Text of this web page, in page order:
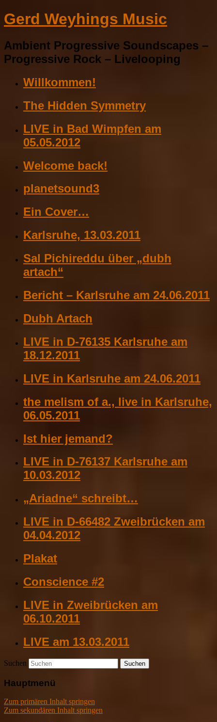
Gerd Weyhings Music
Ambient Progressive Soundscapes –
Progressive Rock – Livelooping
Willkommen!
The Hidden Symmetry
LIVE in Bad Wimpfen am
05.05.2012
Welcome back!
planetsound3
Ein Cover…
Karlsruhe, 13.03.2011
Sal Pichireddu über „dubh
artach“
Bericht – Karlsruhe am 24.06.2011
Dubh Artach
LIVE in D-76135 Karlsruhe am
18.12.2011
LIVE in Karlsruhe am 24.06.2011
the melism of a., live in Karlsruhe,
06.05.2011
Ist hier jemand?
LIVE in D-76137 Karlsruhe am
10.03.2012
„Ariadne“ schreibt…
LIVE in D-66482 Zweibrücken am
04.04.2012
Plakat
Conscience #2
LIVE in Zweibrücken am
06.10.2011
LIVE am 13.03.2011
Suchen
Hauptmenü
Zum primären Inhalt springen
Zum sekundären Inhalt springen